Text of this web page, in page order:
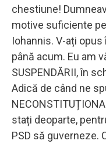
chestiune!
motive suficiente
Iohannis. V-ați
până acum. Eu am
SUSPENDĂRII, în
Adică de când ne
stați deoparte,
PSD să guverneze.